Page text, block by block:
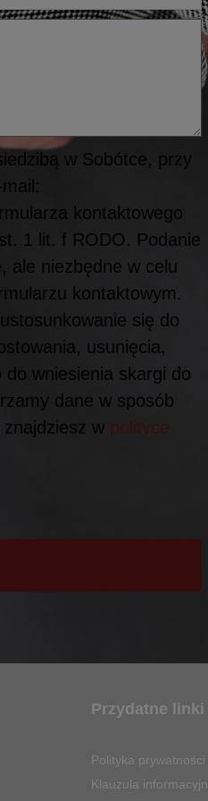
w Sobótce, przy
kontaktowego
1 lit. f RODO. Podanie
ale niezbędne w celu
kontaktowym.
się do
usunięcia,
wniesienia skargi do
dane w sposób
w polityce
Przydatne linki
Polityka
Klauzula